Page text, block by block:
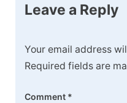
Leave a Reply
Your email address
Required fields are
Comment *